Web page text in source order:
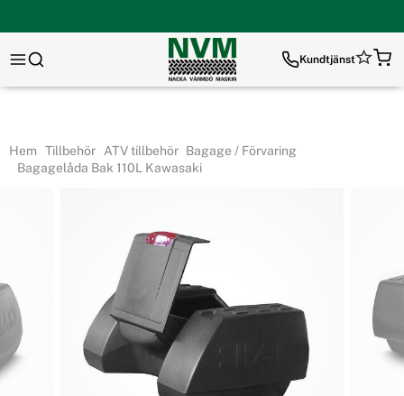
Kundtjänst
Hem Tillbehör ATV tillbehör Bagage / Förvaring
Bagagelåda Bak 110L Kawasaki